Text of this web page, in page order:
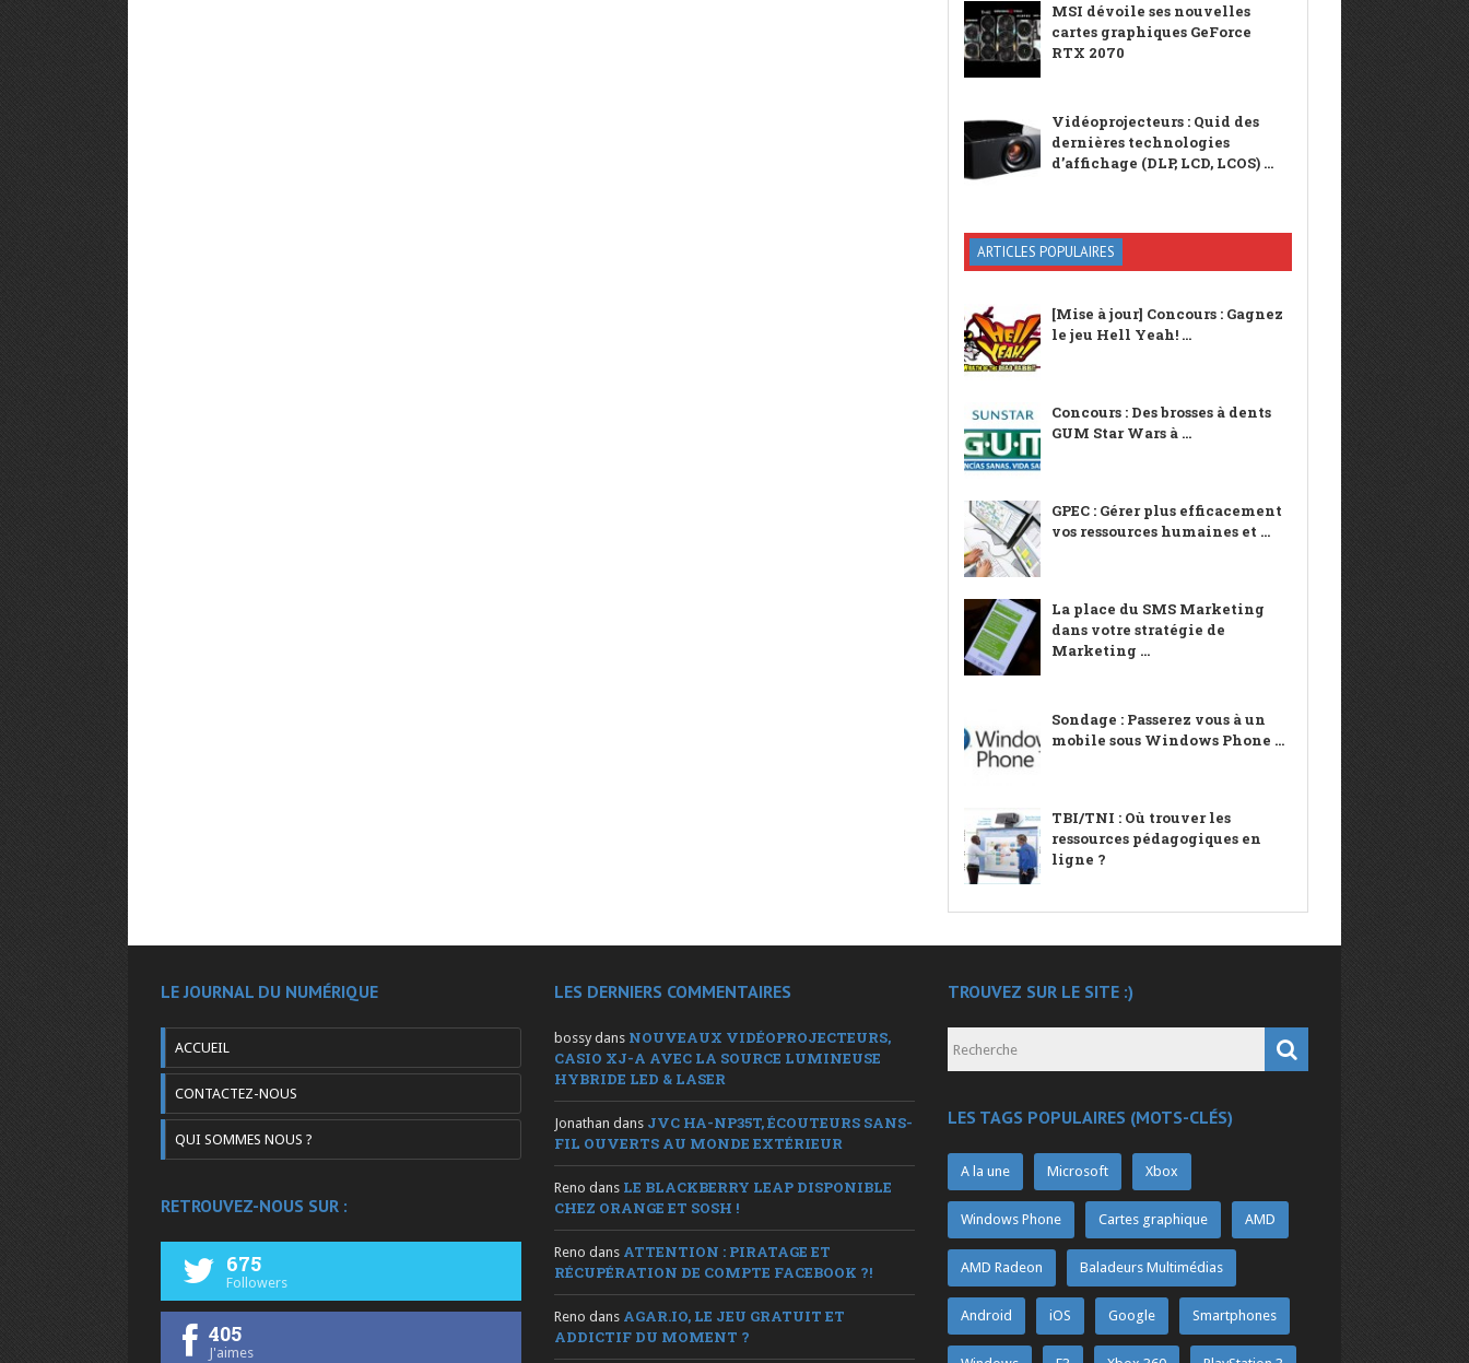
MSI dévoile ses nouvelles
cartes graphiques GeForce
RTX 2070
Vidéoprojecteurs : Quid des
dernières technologies
d’affichage (DLP, LCD, LCOS) ...
ARTICLES POPULAIRES
[Mise à jour] Concours : Gagnez
le jeu Hell Yeah! ...
Concours : Des brosses à dents
GUM Star Wars à ...
GPEC : Gérer plus efficacement
vos ressources humaines et ...
La place du SMS Marketing
dans votre stratégie de
Marketing ...
Sondage : Passerez vous à un
mobile sous Windows Phone ...
TBI/TNI : Où trouver les
ressources pédagogiques en
ligne ?
LE JOURNAL DU NUMÉRIQUE
ACCUEIL
CONTACTEZ-NOUS
QUI SOMMES NOUS ?
RETROUVEZ-NOUS SUR :
675
Followers
405
J'aimes
LES DERNIERS COMMENTAIRES
bossy dans NOUVEAUX VIDÉOPROJECTEURS,
CASIO XJ-A AVEC LA SOURCE LUMINEUSE
HYBRIDE LED & LASER
Jonathan dans JVC HA-NP35T, ÉCOUTEURS SANS-
FIL OUVERTS AU MONDE EXTÉRIEUR
Reno dans LE BLACKBERRY LEAP DISPONIBLE
CHEZ ORANGE ET SOSH !
Reno dans ATTENTION : PIRATAGE ET
RÉCUPÉRATION DE COMPTE FACEBOOK ?!
Reno dans AGAR.IO, LE JEU GRATUIT ET
ADDICTIF DU MOMENT ?
TROUVEZ SUR LE SITE :)
LES TAGS POPULAIRES (MOTS-CLÉS)
A la une Microsoft Xbox
Windows Phone Cartes graphique AMD
AMD Radeon Baladeurs Multimédias
Android iOS Google Smartphones